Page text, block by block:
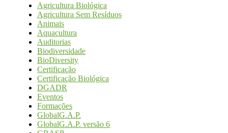
Agricultura Biológica
Agricultura Sem Resíduos
Animais
Aquacultura
Auditorias
Biodiversidade
BioDiversity
Certificação
Certificação Biológica
DGADR
Eventos
Formações
GlobalG.A.P.
GlobalG.A.P. versão 6